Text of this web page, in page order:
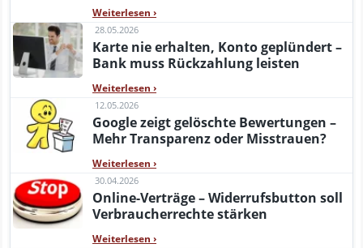
Weiterlesen ›
28.05.2026
Karte nie erhalten, Konto geplündert –
Bank muss Rückzahlung leisten
Weiterlesen ›
12.05.2026
Google zeigt gelöschte Bewertungen –
Mehr Transparenz oder Misstrauen?
Weiterlesen ›
30.04.2026
Online-Verträge – Widerrufsbutton soll
Verbraucherrechte stärken
Weiterlesen ›